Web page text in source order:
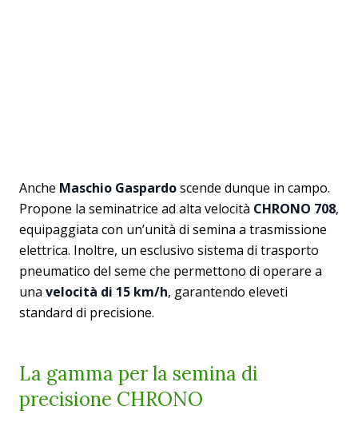
Anche Maschio Gaspardoscende dunque in campo.
Propone la seminatrice ad alta velocità CHRONO 708,
equipaggiata con un’unità di semina a trasmissione
elettrica. Inoltre, un esclusivo sistema di trasporto
pneumatico del seme che permettono di operare a
una velocità di 15 km/h, garantendo eleveti
standard di precisione.
La gamma per la semina di
precisione CHRONO